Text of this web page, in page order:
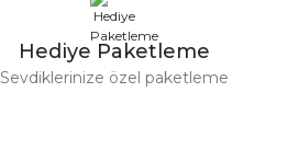
Hediye Paketleme
Sevdiklerinize özel paketleme